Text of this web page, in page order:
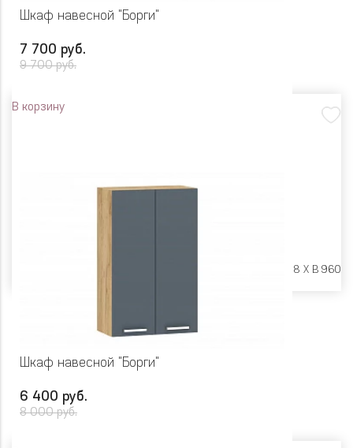
Шкаф навесной "Борги"
7 700 руб.
9 700 руб.
В корзину
Ш 800 X Г 318 X В 960
Шкаф навесной "Борги"
6 400 руб.
8 000 руб.